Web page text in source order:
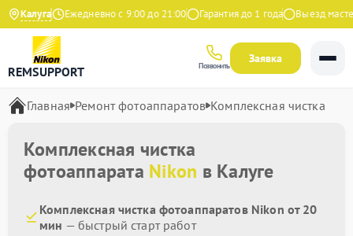
Калуга
Яндекс Ежедневно с 9:00 до 21:00 Гарантия до 1 года Выезд
REMSUPPORT Позвонить
Заявка
Главная Ремонт фотоаппаратов Комплексная чистка
Комплексная чистка
фотоаппарата Nikon в Калуге
Комплексная чистка фотоаппаратов Nikon от 20
мин — быстрый старт работ